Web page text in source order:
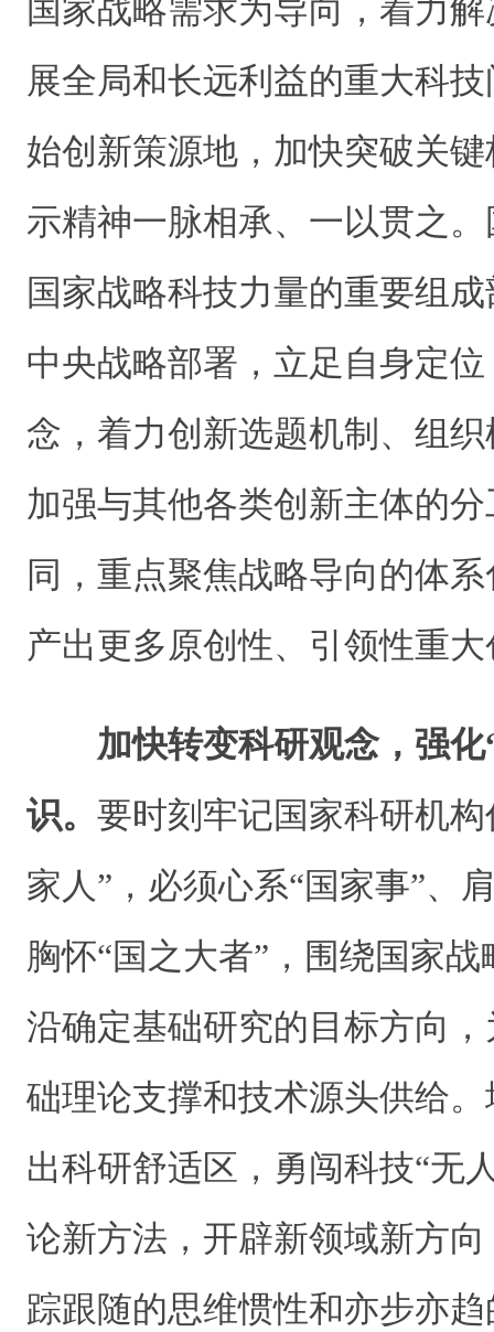
国家战略需求为导向，着力
展全局和长远利益的重大科
始创新策源地，加快突破关
示精神一脉相承、一以贯之
国家战略科技力量的重要组
中央战略部署，立足自身定
念，着力创新选题机制、组
加强与其他各类创新主体的
同，重点聚焦战略导向的体
产出更多原创性、引领性重
加快转变科研观念，强
识。 要时刻牢记国家科研机构
家人”，必须心系“国家事”、
胸怀“国之大者”，围绕国家
沿确定基础研究的目标方向
础理论支撑和技术源头供给
出科研舒适区，勇闯科技“无
论新方法，开辟新领域新方
踪跟随的思维惯性和亦步亦